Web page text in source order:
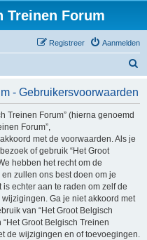
Treinen Forum
Aanmelden
Registreer
- Gebruikersvoorwaarden
Treinen Forum” (hierna genoemd
Forum”,
met de voorwaarden. Als je
of gebruik “Het Groot
hebben het recht om de
zullen ons best doen om je
echter aan te raden om zelf de
Ga je niet akkoord met
van “Het Groot Belgisch
Groot Belgisch Treinen
de wijzigingen en of toevoegingen.